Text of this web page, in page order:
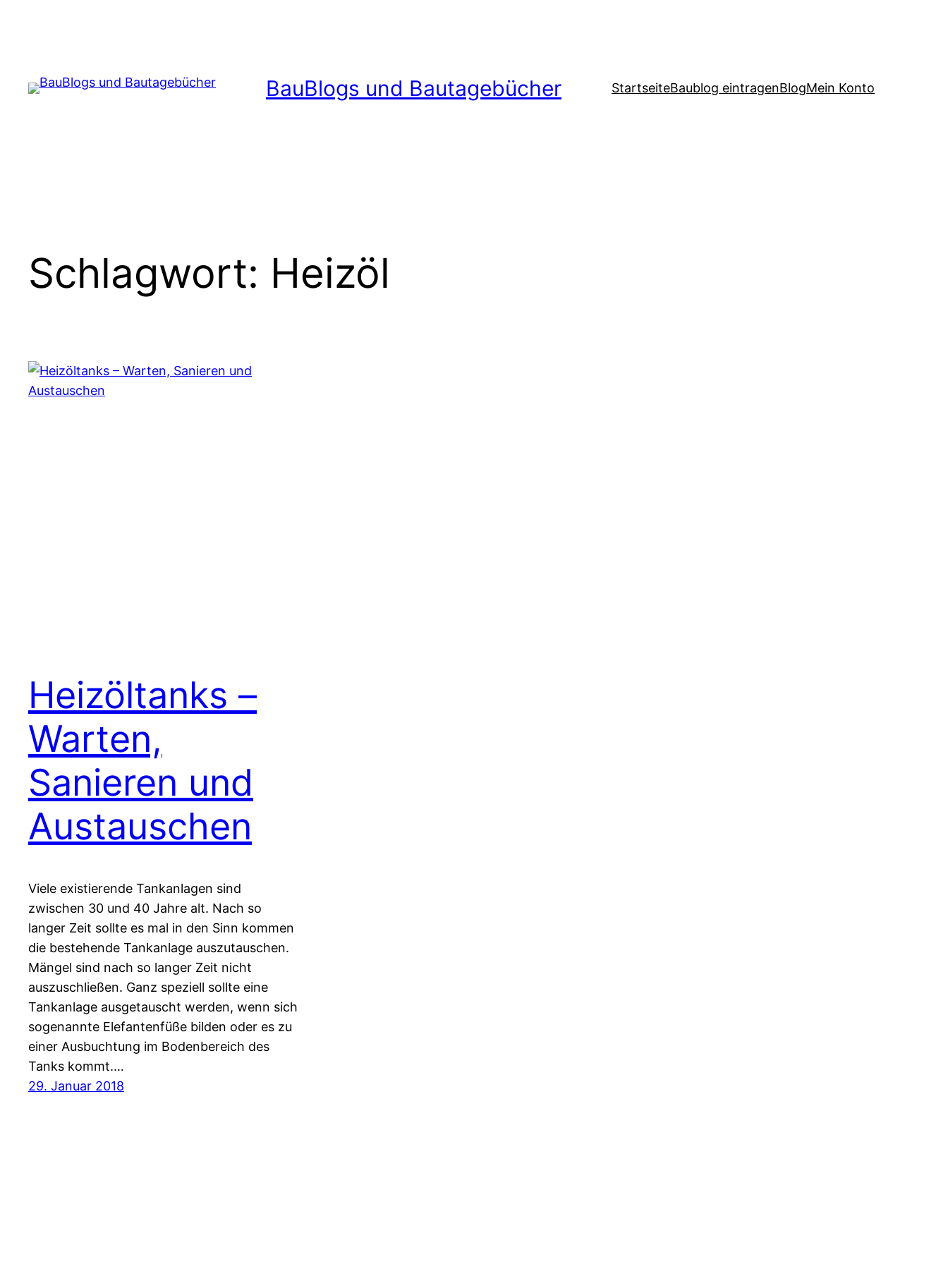
BauBlogs und Bautagebücher StartseiteBaublog eintragenBlogMein Konto
Schlagwort: Heizöl
Heizöltanks –
Warten,
Sanieren und
Austauschen
Viele existierende Tankanlagen sind
zwischen 30 und 40 Jahre alt. Nach so
langer Zeit sollte es mal in den Sinn kommen
die bestehende Tankanlage auszutauschen.
Mängel sind nach so langer Zeit nicht
auszuschließen. Ganz speziell sollte eine
Tankanlage ausgetauscht werden, wenn sich
sogenannte Elefantenfüße bilden oder es zu
einer Ausbuchtung im Bodenbereich des
Tanks kommt.…
29. Januar 2018